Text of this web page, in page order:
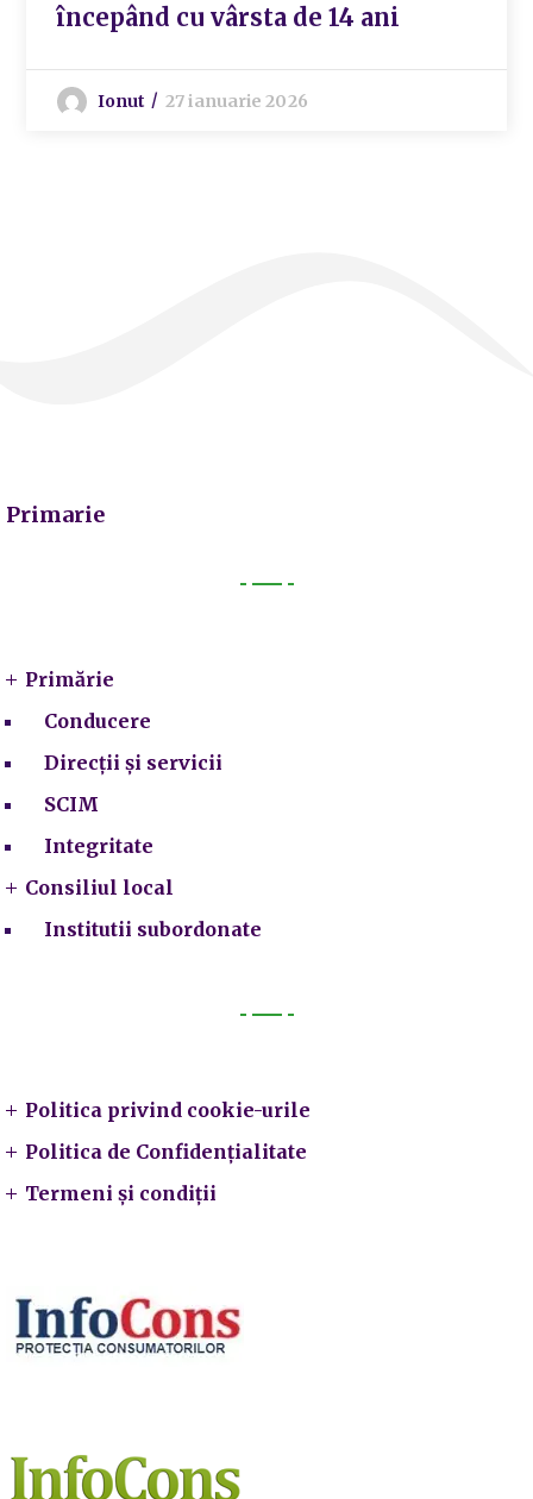
începând cu vârsta de 14 ani
Ionut 27 ianuarie 2026
Primarie
Primărie
Conducere
Direcții și servicii
SCIM
Integritate
Consiliul local
Institutii subordonate
Politica privind cookie-urile
Politica de Confidențialitate
Termeni și condiții